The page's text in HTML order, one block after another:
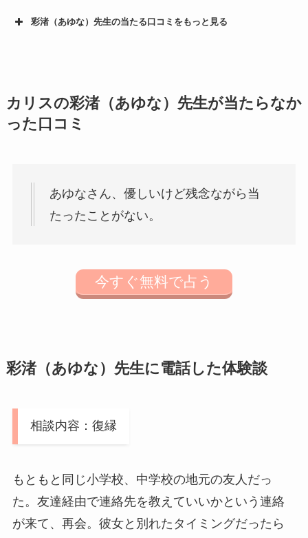
彩渚（あゆな）先生の当たる口コミをもっと見る
カリスの彩渚（あゆな）先生が当たらなか
った口コミ
あゆなさん、優しいけど残念ながら当
たったことがない。
今すぐ無料で占う
彩渚（あゆな）先生に電話した体験談
相談内容：復縁
もともと同じ小学校、中学校の地元の友人だっ
た。友達経由で連絡先を教えていいかという連絡
が来て、再会。彼女と別れたタイミングだったら